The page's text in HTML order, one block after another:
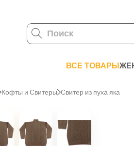
ВСЕ ТОВАРЫ
Кофты и Свитеры Свитер из пуха яка